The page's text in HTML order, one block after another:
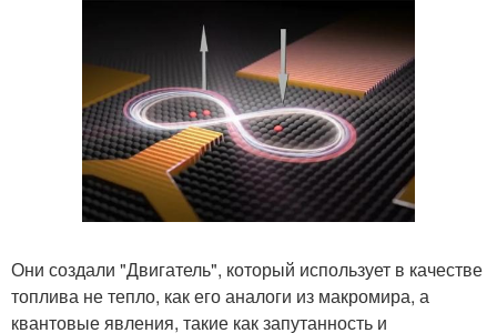
Они создали "Двигатель", который использует в качестве
топлива не тепло, как его аналоги из макромира, а
квантовые явления, такие как запутанность и